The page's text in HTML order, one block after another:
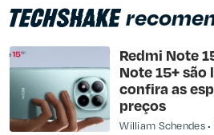
Redmi Note
Note 15+ são
confira as
preços
William Schendes